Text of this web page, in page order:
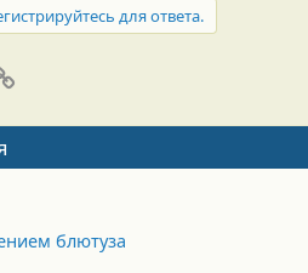
для ответа.
почта
блютуза